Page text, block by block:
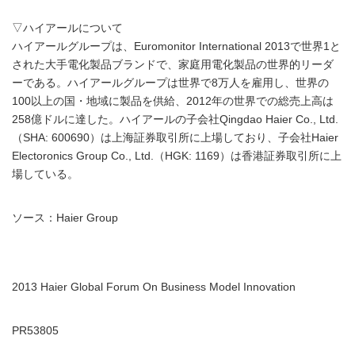
▽ハイアールについて
ハイアールグループは、Euromonitor International 2013で世界1と
された大手電化製品ブランドで、家庭用電化製品の世界的リーダ
ーである。ハイアールグループは世界で8万人を雇用し、世界の
100以上の国・地域に製品を供給、2012年の世界での総売上高は
258億ドルに達した。ハイアールの子会社Qingdao Haier Co., Ltd.
（SHA: 600690）は上海証券取引所に上場しており、子会社Haier
Electoronics Group Co., Ltd.（HGK: 1169）は香港証券取引所に上
場している。
ソース：Haier Group
2013 Haier Global Forum On Business Model Innovation
PR53805